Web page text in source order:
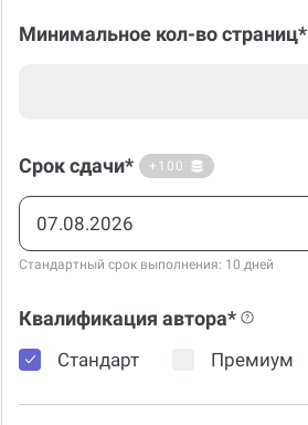
Минимальное кол-во страниц*
Срок сдачи* +100
Стандартный срок выполнения: 10 дней
Квалификация автора*
Стандарт Премиум